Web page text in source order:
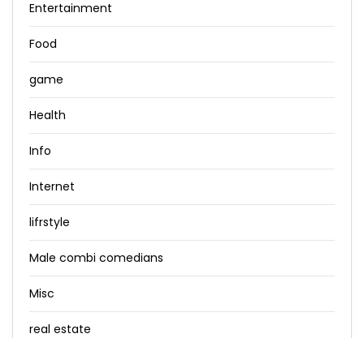
Entertainment
Food
game
Health
Info
Internet
lifrstyle
Male combi comedians
Misc
real estate